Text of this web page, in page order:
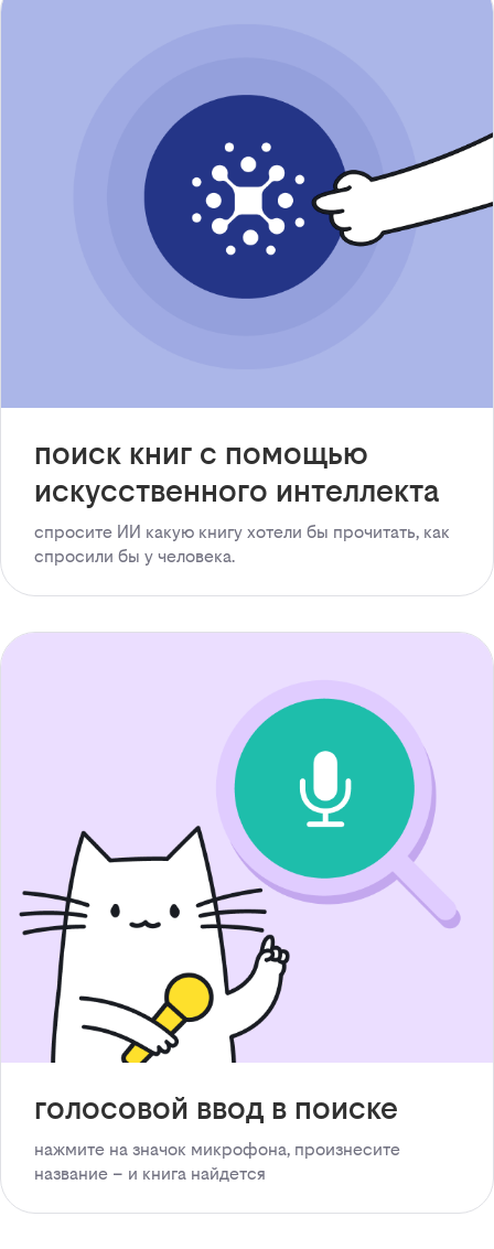
поиск книг с помощью
искусственного интеллекта
спросите ИИ какую книгу хотели бы прочитать, как
спросили бы у человека.
голосовой ввод в поиске
нажмите на значок микрофона, произнесите
название – и книга найдется